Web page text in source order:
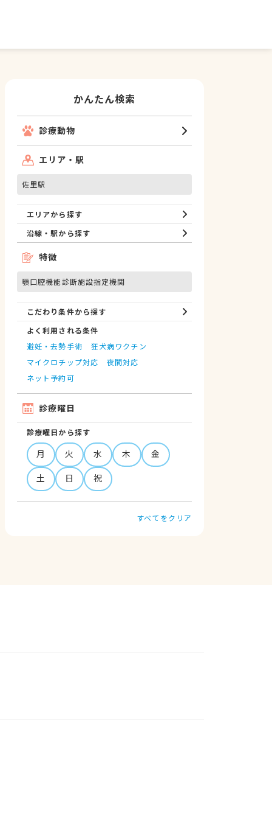
かんたん検索
診療動物
エリア・駅
佐里駅
エリアから探す
沿線・駅から探す
特徴
顎口腔機能診断施設指定機関
こだわり条件から探す
よく利用される条件
避妊・去勢手術
狂犬病ワクチン
マイクロチップ対応
夜間対応
ネット予約可
診療曜日
診療曜日から探す
月 火 水 木
金
土
日 祝
すべてをクリア